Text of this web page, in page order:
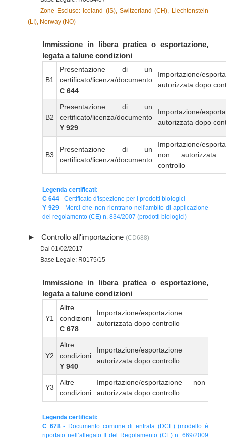
Zone Escluse: Iceland (IS), Switzerland (CH), Liechtenstein
(LI), Norway (NO)
Immissione in libera pratica o esportazione,
legata a talune condizioni
B1
Presentazione di un
certificato/licenza/documento
C 644
Importazione/
autorizzata dopo
B2
Presentazione di un
certificato/licenza/documento
Y 929
Importazione/
autorizzata dopo
B3
Presentazione di un
certificato/licenza/documento
Importazione/
non autorizzata
controllo
Legenda certificati:
C 644 - Certificato d'ispezione per i prodotti biologici
Y 929 - Merci che non rientrano nell'ambito di applicazione
del regolamento (CE) n. 834/2007 (prodotti biologici)
Controllo all'importazione (CD688)
Dal 01/02/2017
Base Legale: R0175/15
Immissione in libera pratica o esportazione,
legata a talune condizioni
Y1
Altre
condizioni
C 678
Importazione/esportazione
autorizzata dopo controllo
Y2
Altre
condizioni
Y 940
Importazione/esportazione
autorizzata dopo controllo
Y3
Altre
condizioni
Importazione/esportazione non
autorizzata dopo controllo
Legenda certificati:
C 678- Documento comune di entrata (DCE) (modello è
riportato nell’allegato II del Regolamento (CE) n. 669/2009